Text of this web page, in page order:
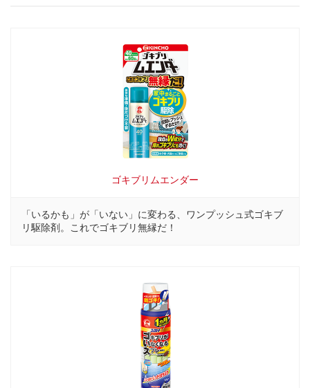
ゴキブリムエンダー
「いるかも」が「いない」に変わる、ワンプッシュ式ゴキブ
リ駆除剤。これでゴキブリ無縁だ！